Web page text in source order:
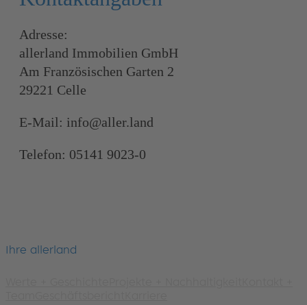
Adresse:
allerland Immobilien GmbH
Am Französischen Garten 2
29221 Celle
E-Mail: info@aller.land
Telefon: 05141 9023-0
Ihre allerland